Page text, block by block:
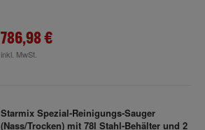
786,98 €
inkl. MwSt.
Starmix Spezial-Reinigungs-Sauger
(Nass/Trocken) mit 78l Stahl-Behälter und 2